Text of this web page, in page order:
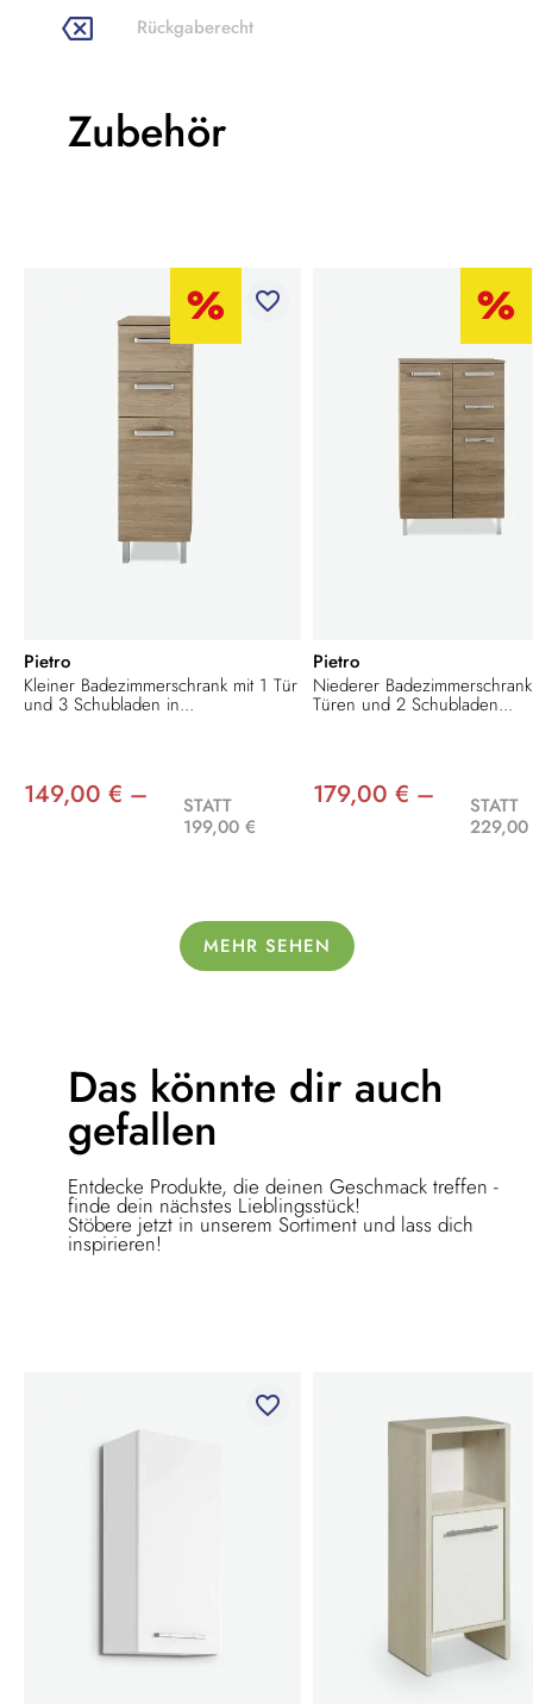
Rückgaberecht
Zubehör
favorite_border
Pietro
Kleiner Badezimmerschrank mit 1 Tür
und 3 Schubladen in...
149,00 € –
STATT
199,00 €
Pietro
Niederer
Türen und 2 Schubladen...
179,00 € –
STATT
MEHR SEHEN
Das könnte dir auch
gefallen
Entdecke Produkte, die deinen Geschmack treffen -
finde dein nächstes Lieblingsstück!
Stöbere jetzt in unserem Sortiment und lass dich
inspirieren!
favorite_border